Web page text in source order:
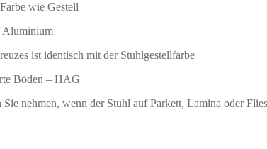
wie Gestell
Aluminium
ist identisch mit der Stuhlgestellfarbe
Böden – HAG
nehmen, wenn der Stuhl auf Parkett, Lamina oder